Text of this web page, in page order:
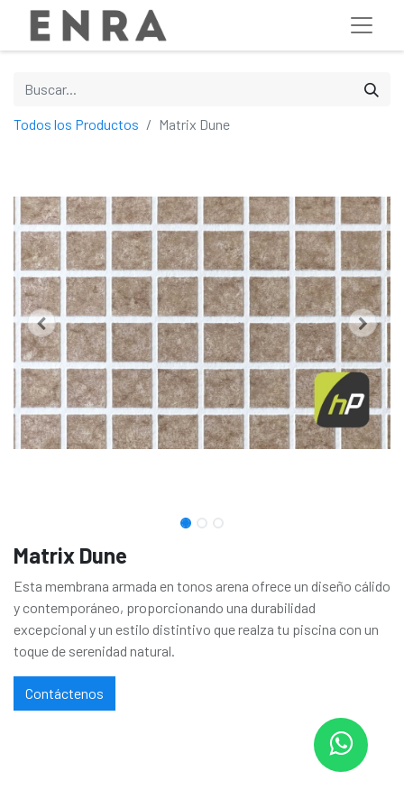
Todos los Productos Matrix Dune
Matrix Dune
Esta membrana armada en tonos arena ofrece un diseño cálido
y contemporáneo, proporcionando una durabilidad
excepcional y un estilo distintivo que realza tu piscina con un
toque de serenidad natural.
Contáctenos